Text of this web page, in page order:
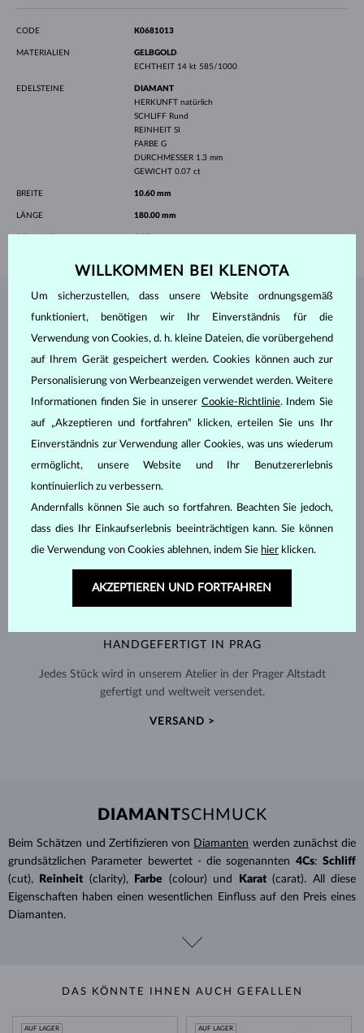
CODE K0681013
MATERIALIEN
GELBGOLD
ECHTHEIT 14 kt 585/1000
EDELSTEINE
DIAMANT
HERKUNFT natürlich
SCHLIFF Rund
REINHEIT SI
FARBE G
DURCHMESSER 1.3 mm
GEWICHT 0.07 ct
BREITE 10.60 mm
LÄNGE 180.00 mm
SCHMUCK AUS DEMKLENOTA ATELIER
HANDGEFERTIGT IN PRAG
Jedes Stück wird in unserem Atelier in der Prager Altstadt
gefertigt und weltweit versendet.
VERSAND >
DIAMANTSCHMUCK
Beim Schätzen und Zertifizieren von Diamanten werden zunächst die
grundsätzlichen Parameter bewertet - die sogenannten 4Cs: Schliff
(cut),
Reinheit (clarity), Farbe (colour) und Karat (carat). All diese
Eigenschaften haben einen wesentlichen Einfluss auf den Preis eines
Diamanten.
DAS KÖNNTE IHNEN AUCH GEFALLEN
AUF LAGER AUF LAGER
WILLKOMMEN BEI KLENOTA
Um sicherzustellen, dass unsere Website ordnungsgemäß
funktioniert, benötigen wir Ihr Einverständnis für die
Verwendung von Cookies, d. h. kleine Dateien, die vorübergehend
auf Ihrem Gerät gespeichert werden. Cookies können auch zur
Personalisierung von Werbeanzeigen verwendet werden. Weitere
Informationen finden Sie in unserer Cookie-Richtlinie. Indem Sie
auf „Akzeptieren und fortfahren“ klicken, erteilen Sie uns Ihr
Einverständnis zur Verwendung aller Cookies, was uns wiederum
ermöglicht, unsere Website und Ihr Benutzererlebnis
kontinuierlich zu verbessern.
Andernfalls können Sie auch so fortfahren. Beachten Sie jedoch,
dass dies Ihr Einkaufserlebnis beeinträchtigen kann. Sie können
die Verwendung von Cookies ablehnen, indem Sie hier klicken.
AKZEPTIEREN UND FORTFAHREN